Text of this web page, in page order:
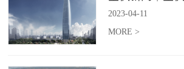
2023-04-11
MORE >